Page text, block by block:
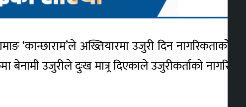
‘कान्छाराम’ले अख्तियारमा उजुरी दिन नागरिकताकोे
उजुरीले दुःख मात्र्र दिएकाले उजुरीकर्ताको